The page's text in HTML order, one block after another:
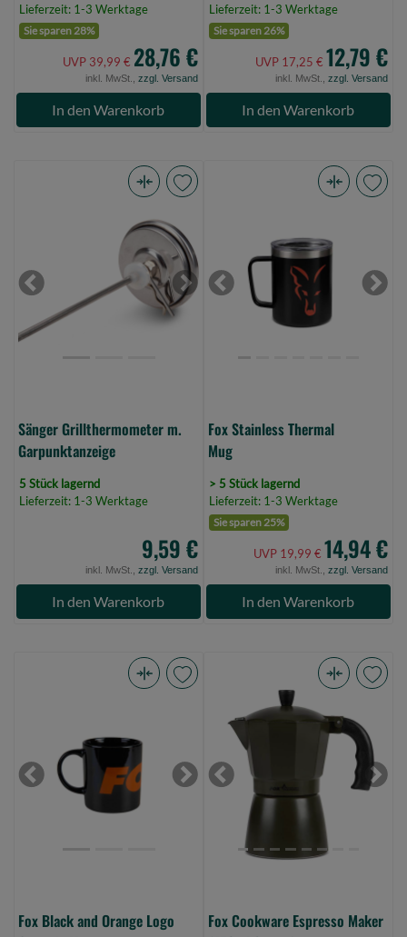
Lieferzeit: 1-3 Werktage
Sie sparen 28%
UVP 39,99 € 28,76 €
inkl. MwSt., zzgl. Versand
In den Warenkorb
Lieferzeit: 1-3 Werktage
Sie sparen 26%
UVP 17,25 € 12,79 €
inkl. MwSt., zzgl. Versand
In den Warenkorb
Garpunktanzeige
(BildPrevious Next
Sänger Grillthermometer m.
Garpunktanzeige
5 Stück lagernd
Lieferzeit: 1-3 Werktage
9,59 €
inkl. MwSt., zzgl. Versand
In den Warenkorb
Mug
(BildPrevious Next
Fox Stainless Thermal
Mug
> 5 Stück lagernd
Lieferzeit: 1-3 Werktage
Sie sparen 25%
UVP 19,99 € 14,94 €
inkl. MwSt., zzgl. Versand
In den Warenkorb
Orange
LogoPrevious Next
Fox Black and Orange Logo
Cookware
Espresso
Maker
(450ml
Previous Next
Fox Cookware Espresso Maker